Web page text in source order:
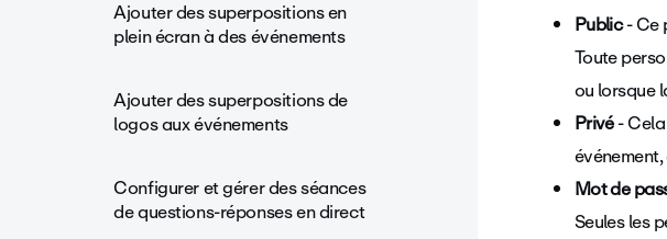
Ajouter des superpositions en
plein écran à des événements
Ajouter des superpositions de
logos aux événements
Configurer et gérer des séances
de questions-réponses en direct
Public- Ce
Toute
ou lorsque
Privé- Cela
Mot de
Seules les